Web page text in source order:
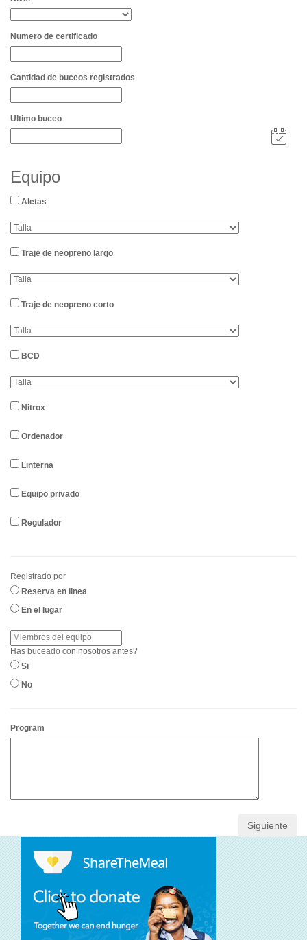
Numero de certificado
Cantidad de buceos registrados
Ultimo buceo
Equipo
Aletas
Traje de neopreno largo
Traje de neopreno corto
BCD
Nitrox
Ordenador
Linterna
Equipo privado
Regulador
Registrado por
Reserva en linea
En el lugar
Has buceado con nosotros antes?
Si
No
Program